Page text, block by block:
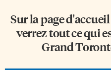
Sur la page
verrez tout ce qui
Grand